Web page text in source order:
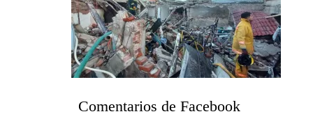
Comentarios de Facebook